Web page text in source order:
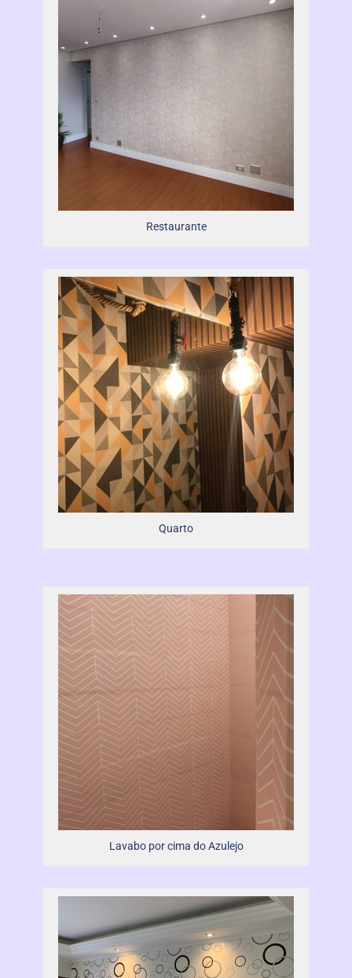
Restaurante
Quarto
Lavabo por cima do Azulejo